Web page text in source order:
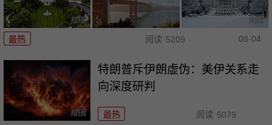
最热 阅读 5209 08-04
特朗普斥伊朗虚伪：美伊关系走
向深度研判
最热 阅读 5079